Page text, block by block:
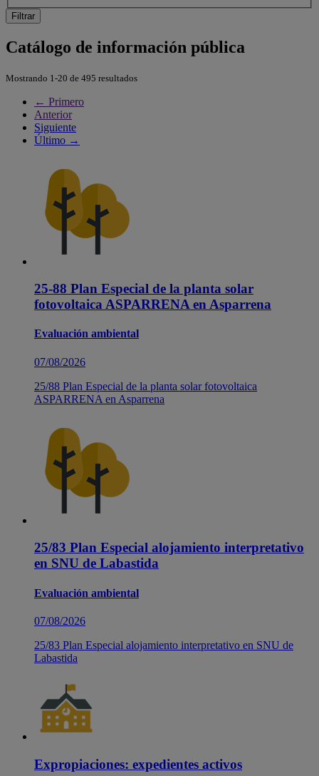
Filtrar
Catálogo de información pública
Mostrando 1-20 de 495 resultados
← Primero
Anterior
Siguiente
Último →
25-88 Plan Especial de la planta solar
fotovoltaica ASPARRENA en Asparrena
Evaluación ambiental
07/08/2026
25/88 Plan Especial de la planta solar fotovoltaica
ASPARRENA en Asparrena
25/83 Plan Especial alojamiento interpretativo
en SNU de Labastida
Evaluación ambiental
07/08/2026
25/83 Plan Especial alojamiento interpretativo en SNU de
Labastida
Expropiaciones: expedientes activos